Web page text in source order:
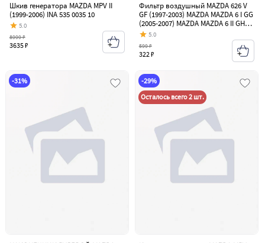
Шкив генератора MAZDA MPV II
(1999-2006) INA 535 0035 10
5.0
3635 ₽
8999 ₽
Фильтр воздушный MAZDA 626 V
GF (1997-2003) MAZDA MAZDA 6 I GG
(2005-2007) MAZDA MAZDA 6 II GH
(2007-2012) MAZDA MPV II (1999-
5.0
322 ₽
599 ₽
-31%
-29%
Осталось всего 2 шт.